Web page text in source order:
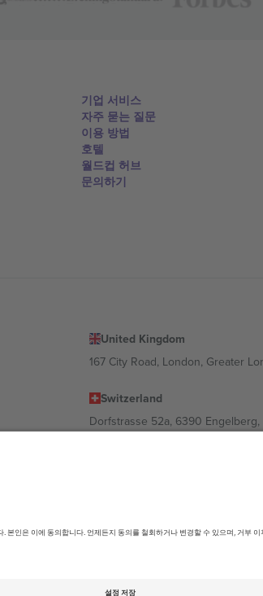
기업 서비스
자주 묻는 질문
이용 방법
호텔
월드컵 허브
문의하기
United Kingdom
167 City Road, London, Greater
Switzerland
Dorfstrasse 52a, 6390
Mexico